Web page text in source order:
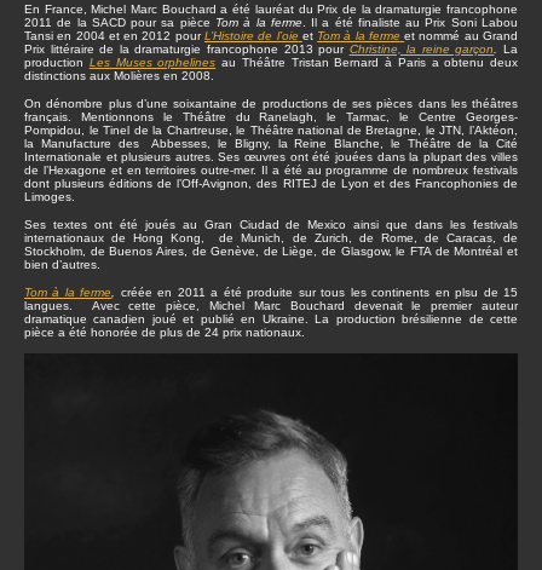
En France, Michel Marc Bouchard a été lauréat du Prix de la dramaturgie francophone
2011 de la SACD pour sa pièce Tom à la ferme. Il a été finaliste au Prix Soni Labou
Tansi en 2004 et en 2012 pourL’Histoire de l’oie et Tom à la ferme et nommé au Grand
Prix littéraire de la dramaturgie francophone 2013 pour Christine, la reine garçon .La
production Les Muses orphelines au Théâtre Tristan Bernard à Paris a obtenu deux
distinctions aux Molières en 2008.
On dénombre plus d’une soixantaine de productions de ses pièces dans les théâtres
français. Mentionnons le Théâtre du Ranelagh, le Tarmac, le Centre Georges-
Pompidou, le Tinel de la Chartreuse, le Théâtre national de Bretagne, le JTN, l’Aktéon,
la Manufacture des Abbesses, le Bligny, la Reine Blanche, le Théâtre de la Cité
Internationale et plusieurs autres. Ses œuvres ont été jouées dans la plupart des villes
de l’Hexagone et en territoires outre-mer. Il a été au programme de nombreux festivals
dont plusieurs éditions de l’Off-Avignon, des RITEJ de Lyon et des Francophonies de
Limoges.
Ses textes ont été joués au Gran Ciudad de Mexico ainsi que dans les festivals
internationaux de Hong Kong, de Munich, de Zurich, de Rome, de Caracas, de
Stockholm, de Buenos Aires, de Genève, de Liège, de Glasgow, le FTA de Montréal et
bien d’autres.
Tom à la ferme
créée en 2011 a été produite sur tous les continents en plsu de 15
langues. Avec cette pièce, Michel Marc Bouchard devenait le premier auteur
dramatique canadien joué et publié en Ukraine. La production brésilienne de cette
pièce a été honorée de plus de 24 prix nationaux.